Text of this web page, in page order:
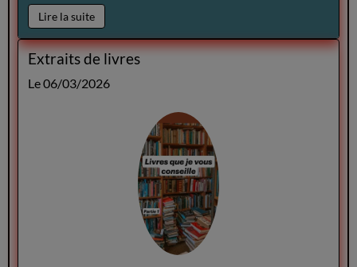
Lire la suite
Extraits de livres
Le 06/03/2026